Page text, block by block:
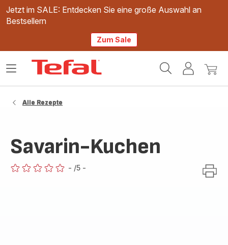
Jetzt im SALE: Entdecken Sie eine große Auswahl an
Bestsellern
Zum Sale
Mein
Mein
Das
Alle Rezepte
Savarin-Kuchen
- /5 -